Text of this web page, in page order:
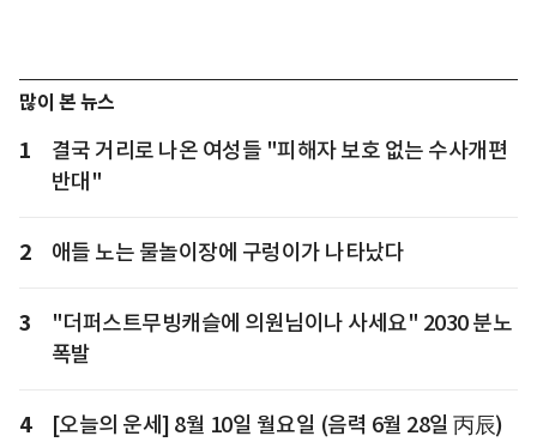
많이 본 뉴스
1
결국 거리로 나온 여성들 "피해자 보호 없는 수사개편
반대"
2 애들 노는 물놀이장에 구렁이가 나타났다
3
"더퍼스트무빙캐슬에 의원님이나 사세요" 2030 분노
폭발
4 [오늘의 운세] 8월 10일 월요일 (음력 6월 28일 丙辰)